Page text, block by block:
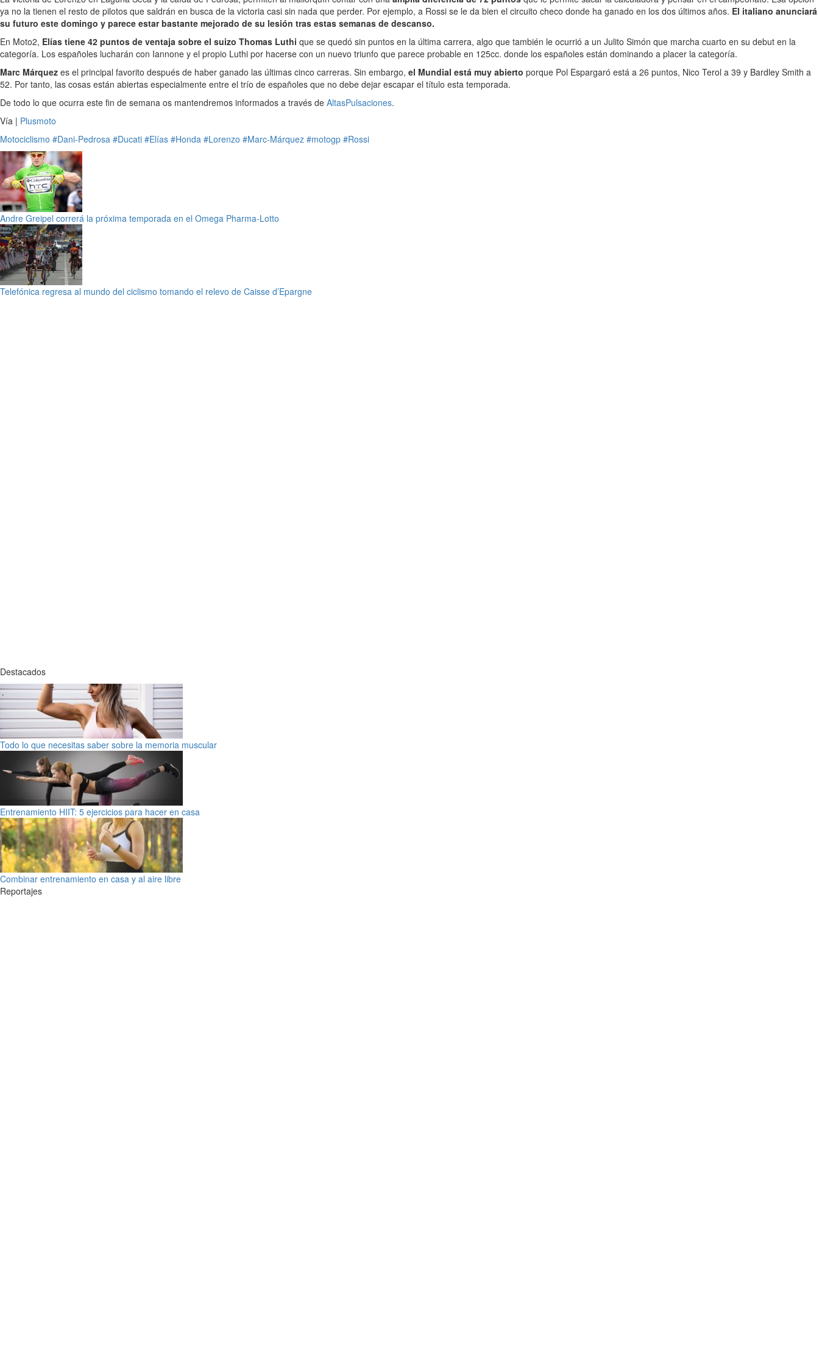
ya no la tienen el resto de pilotos que saldrán en busca de la victoria casi sin nada que perder. Por ejemplo, a Rossi se le da bien el circuito checo donde ha ganado en los dos últimos años. El italiano anunciará
su futuro este domingo y parece estar bastante mejorado de su lesión tras estas semanas de descanso.
En Moto2, Elías tiene 42 puntos de ventaja sobre el suizo Thomas Luthi que se quedó sin puntos en la última carrera, algo que también le ocurrió a un Julito Simón que marcha cuarto en su debut en la
categoría. Los españoles lucharán con Iannone y el propio Luthi por hacerse con un nuevo triunfo que parece probable en 125cc. donde los españoles están dominando a placer la categoría.
Marc Márquez es el principal favorito después de haber ganado las últimas cinco carreras. Sin embargo, el Mundial está muy abierto porque Pol Espargaró está a 26 puntos, Nico Terol a 39 y Bardley Smith a
52. Por tanto, las cosas están abiertas especialmente entre el trío de españoles que no debe dejar escapar el título esta temporada.
De todo lo que ocurra este fin de semana os mantendremos informados a través de AltasPulsaciones.
Vía | Plusmoto
Motociclismo #Dani-Pedrosa #Ducati #Elías #Honda #Lorenzo #Marc-Márquez #motogp #Rossi
Andre Greipel correrá la próxima temporada en el Omega Pharma-Lotto
Telefónica regresa al mundo del ciclismo tomando el relevo de Caisse d’Epargne
Destacados
Todo lo que necesitas saber sobre la memoria muscular
Entrenamiento HIIT: 5 ejercicios para hacer en casa
Combinar entrenamiento en casa y al aire libre
Reportajes